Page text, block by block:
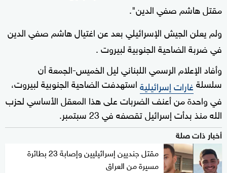
مقتل هاشم صفي الدين".
ولم يعلن الجيش الإسرائيلي بعد عن اغتيال هاشم صفي الدين
في ضربة الضاحية الجنوبية لبيروت .
وأفاد الإعلام الرسمي اللبناني ليل الخميس-الجمعة أن
سلسلةغارات إسرائيليةاستهدفت الضاحية الجنوبية لبيروت،
في واحدة من أعنف الضربات على هذا المعقل الأساسي لحزب
الله منذ بدأت إسرائيل تقصفه في 23 سبتمبر.
أخبار ذات صلة
مقتل جنديين إسرائيليين وإصابة 23 بطائرة
مسيرة من العراق